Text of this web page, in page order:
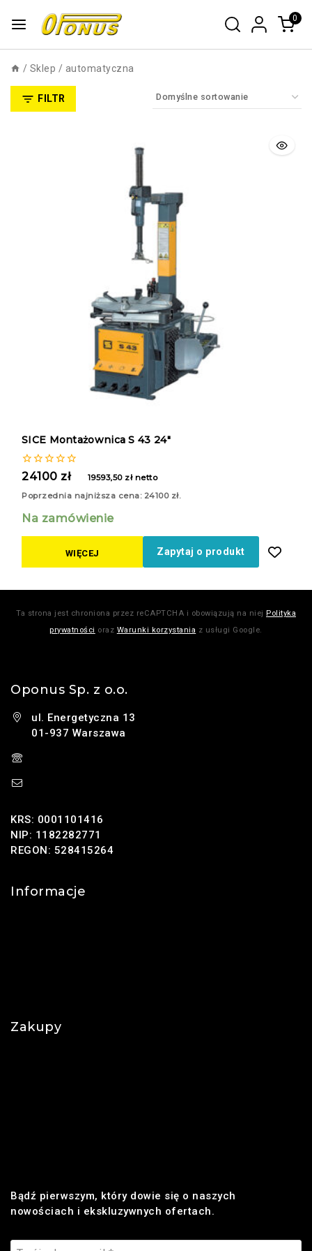
0
/ Sklep / automatyczna
FILTR
SICE Montażownica S 43 24″
0
5
24100 zł 19593,50 złnetto
Poprzednia najniższa cena: 24100 zł.
Na zamówienie
WIĘCEJ Zapytaj o produkt
Ta strona jest chroniona przez reCAPTCHA i obowiązują na niej Polityka
prywatności oraz Warunki korzystania z usługi Google.
Oponus Sp. z o.o.
ul. Energetyczna 13
01-937 Warszawa
KRS: 0001101416
NIP: 1182282771
REGON: 528415264
Informacje
Zakupy
Bądź pierwszym, który dowie się o naszych
nowościach i ekskluzywnych ofertach.